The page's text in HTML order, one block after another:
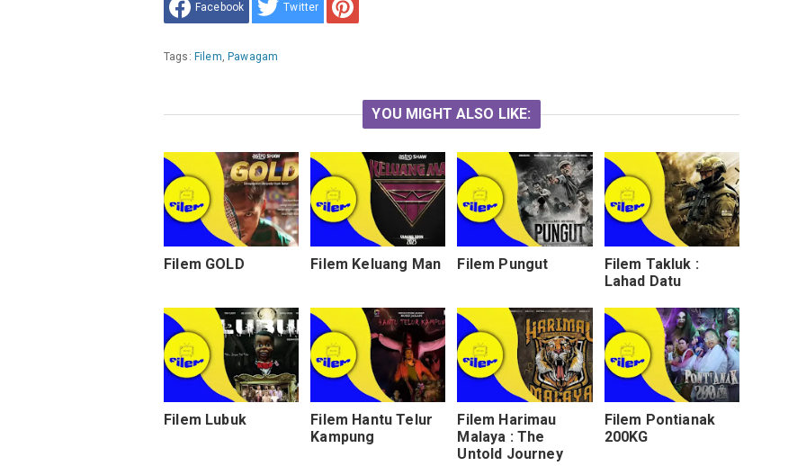
Facebook Twitter
Tags: Filem, Pawagam
YOU MIGHT ALSO LIKE:
Filem GOLD Filem Keluang Man Filem Pungut
Filem Takluk :
Lahad Datu
Filem Lubuk
Filem Hantu Telur
Kampung
Filem Harimau
Malaya : The
Untold Journey
Filem Pontianak
200KG